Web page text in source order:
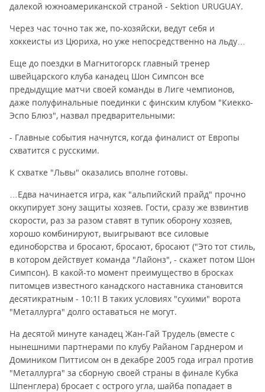
далекой южноамериканской страной - Sektion URUGUAY.
Через час точно так же, по-хозяйски, ведут себя и
хоккеисты из Цюриха, но уже непосредственно на льду…
Еще до поездки в Магнитогорск главный тренер
швейцарского клуба канадец Шон Симпсон все
предыдущие матчи своей команды в Лиге чемпионов,
даже полуфинальные поединки с финским клубом "Киекко-
Эспо Блюз", назвал предварительными:
- Главные события начнутся, когда финалист от Европы
схватится с русскими.
К схватке "Львы" оказались вполне готовы.
…Едва начинается игра, как "альпийский прайд" прочно
оккупирует зону защиты хозяев. Гости, сразу же взвинтив
скорости, раз за разом ставят в тупик оборону хозяев,
хорошо комбинируют, выигрывают все силовые
единоборства и бросают, бросают, бросают ("Это тот стиль,
в котором действует команда "Лайонз", - скажет потом Шон
Симпсон). В какой-то момент преимущество в бросках
питомцев известного канадского наставника становится
десятикратным - 10:1! В таких условиях "сухими" ворота
"Металлурга" долго оставаться не могут.
На десятой минуте канадец Жан-Гай Трудель (вместе с
нынешними партнерами по клубу Райаном Гарднером и
Домиником Питтисом он в декабре 2005 года играл против
"Металлурга" за сборную своей страны в финале Кубка
Шпенглера) бросает с острого угла, шайба попадает в